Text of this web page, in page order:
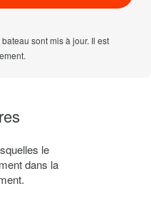
sont mis à jour. Il est
le
dans la